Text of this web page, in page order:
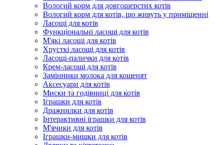
Вологий корм для довгошерстих котів
Вологий корм для котів, що живуть у приміщенні
Ласощі для котів
Функціональні ласощі для котів
М'які ласощі для котів
Хрусткі ласощі для котів
Ласощі-палички для котів
Крем-ласощі для котів
Замінники молока для кошенят
Аксесуари для котів
Миски та годівниці для котів
Іграшки для котів
Дражнилки для котів
Інтерактивні іграшки для котів
М'ячики для котів
Іграшки-мишки для котів